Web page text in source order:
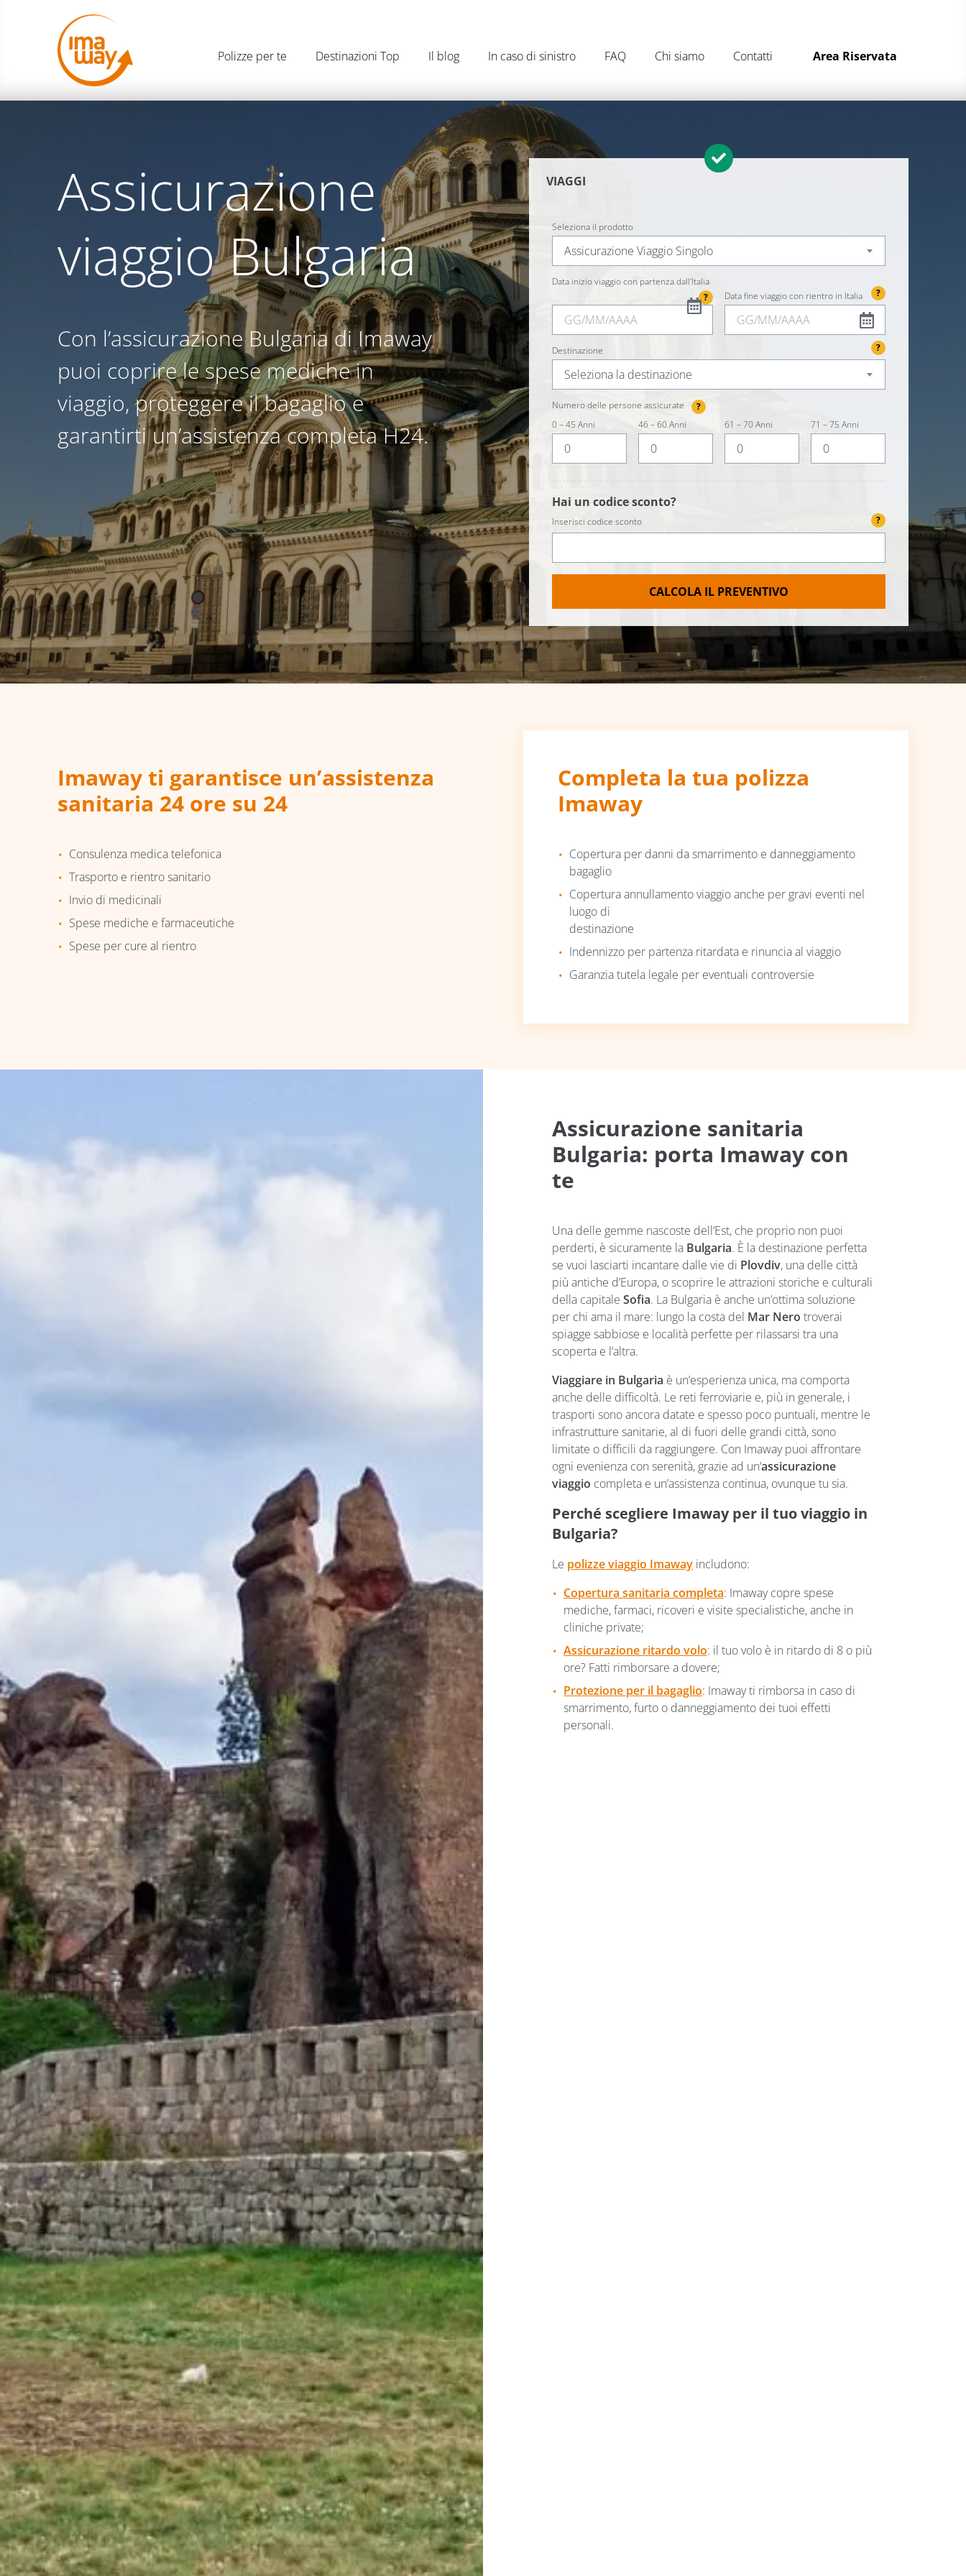
Polizze per te Destinazioni Top Il blog In caso di sinistro FAQ Chi siamo Contatti Area Riservata
Assicurazione
viaggio Bulgaria
Con l’assicurazione Bulgaria di Imaway
puoi coprire le spese mediche in
viaggio, proteggere il bagaglio e
garantirti un’assistenza completa H24.
VIAGGI
Seleziona il prodotto
Assicurazione Viaggio Singolo
Data inizio viaggio con partenza dall'Italia
?
Data fine viaggio con rientro in Italia ?
?
Destinazione
Seleziona la destinazione
Numero delle persone assicurate
?
0 – 45 Anni
46 – 60 Anni 61 – 70 Anni 71 – 75 Anni
Hai un codice sconto?
Inserisci codice sconto ?
CALCOLA IL PREVENTIVO
Imaway ti garantisce un’assistenza
sanitaria 24 ore su 24
Consulenza medica telefonica
Trasporto e rientro sanitario
Invio di medicinali
Spese mediche e farmaceutiche
Spese per cure al rientro
Completa la tua polizza
Imaway
Copertura per danni da smarrimento e danneggiamento
bagaglio
Copertura annullamento viaggio anche per gravi eventi nel
luogo di
destinazione
Indennizzo per partenza ritardata e rinuncia al viaggio
Garanzia tutela legale per eventuali controversie
Assicurazione sanitaria
Bulgaria: porta Imaway con
te
Una delle gemme nascoste dell’Est, che proprio non puoi
perderti, è sicuramente la Bulgaria. È la destinazione perfetta
se vuoi lasciarti incantare dalle vie di Plovdiv, una delle città
più antiche d’Europa, o scoprire le attrazioni storiche e culturali
della capitale Sofia. La Bulgaria è anche un’ottima soluzione
per chi ama il mare: lungo la costa del Mar Nero troverai
spiagge sabbiose e località perfette per rilassarsi tra una
scoperta e l’altra.
Viaggiare in Bulgaria è un’esperienza unica, ma comporta
anche delle difficoltà. Le reti ferroviarie e, più in generale, i
trasporti sono ancora datate e spesso poco puntuali, mentre le
infrastrutture sanitarie, al di fuori delle grandi città, sono
limitate o difficili da raggiungere. Con Imaway puoi affrontare
ogni evenienza con serenità, grazie ad un’assicurazione
viaggio completa e un’assistenza continua, ovunque tu sia.
Perché scegliere Imaway per il tuo viaggio in
Bulgaria?
Le polizze viaggio Imaway includono:
Copertura sanitaria completa: Imaway copre spese
mediche, farmaci, ricoveri e visite specialistiche, anche in
cliniche private;
Assicurazione ritardo volo: il tuo volo è in ritardo di 8 o più
ore? Fatti rimborsare a dovere;
Protezione per il bagaglio: Imaway ti rimborsa in caso di
smarrimento, furto o danneggiamento dei tuoi effetti
personali.